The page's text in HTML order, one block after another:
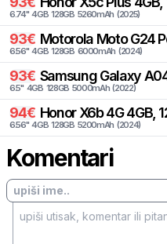
6.74" 4GB 128GB 5260mAh (2025)
93€ Motorola Moto G24
6.56" 4GB 128GB 6000mAh (2024)
93€ Samsung Galaxy
6.5" 4GB 128GB 5000mAh (2022)
94€ Honor X6b 4G 4GB,
6.56" 4GB 128GB 5200mAh (2024)
Komentari